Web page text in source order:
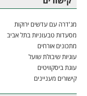
מג'דרה עם עדשים ירוקות
מסעדות טבעוניות בתל אביב
מתכונים אורחים
עוגיות שיבולת שועל
עוגת ביסקוויטים
קישורים מעניינים